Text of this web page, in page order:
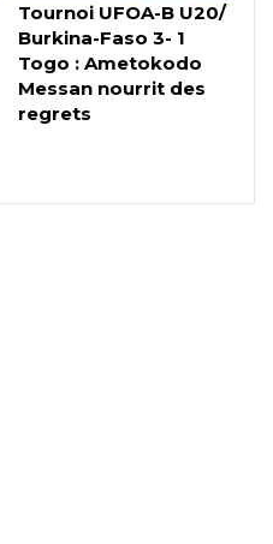
Tournoi UFOA-B U20/
Burkina-Faso 3- 1
Togo : Ametokodo
Messan nourrit des
regrets